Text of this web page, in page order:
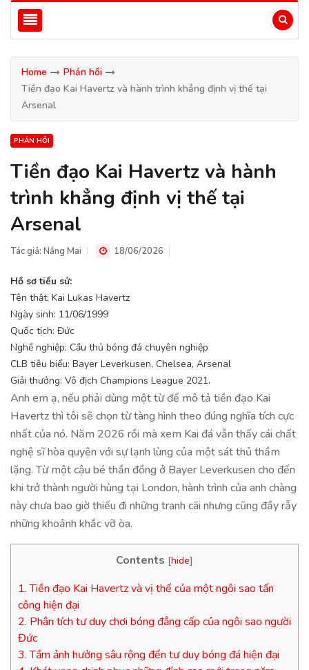
Home
Phản hồi
Tiền đạo Kai Havertz và hành trình khẳng định vị thế tại
Arsenal
PHẢN HỒI
Tiền đạo Kai Havertz và hành
trình khẳng định vị thế tại
Arsenal
Tác giả: Nắng Mai 18/06/2026
Hồ sơ tiểu sử:
Tên thật: Kai Lukas Havertz
Ngày sinh: 11/06/1999
Quốc tịch: Đức
Nghề nghiệp: Cầu thủ bóng đá chuyên nghiệp
CLB tiêu biểu: Bayer Leverkusen, Chelsea, Arsenal
Giải thưởng: Vô địch Champions League 2021.
Anh em ạ, nếu phải dùng một từ để mô tả tiền đạo Kai
Havertz thì tôi sẽ chọn từ tàng hình theo đúng nghĩa tích cực
nhất của nó. Năm 2026 rồi mà xem Kai đá vẫn thấy cái chất
nghệ sĩ hòa quyện với sự lạnh lùng của một sát thủ thầm
lặng. Từ một cậu bé thần đồng ở Bayer Leverkusen cho đến
khi trở thành người hùng tại London, hành trình của anh chàng
này chưa bao giờ thiếu đi những tranh cãi nhưng cũng đầy rẫy
những khoảnh khắc vỡ òa.
Contents [hide]
1.Tiền đạo Kai Havertz và vị thế của một ngôi sao tấn
công hiện đại
2. Phân tích tư duy chơi bóng đẳng cấp của ngôi sao người
Đức
3.Tầm ảnh hưởng sâu rộng đến tư duy bóng đá hiện đại